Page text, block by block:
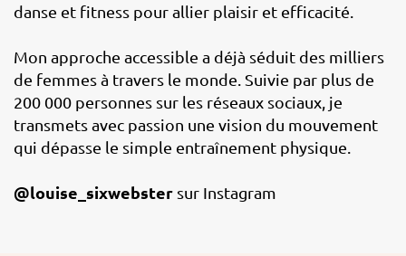
danse et fitness pour allier plaisir et efficacité.
Mon approche accessible a déjà séduit des milliers
de femmes à travers le monde. Suivie par plus de
200 000 personnes sur les réseaux sociaux, je
transmets avec passion une vision du mouvement
qui dépasse le simple entraînement physique.
@louise_sixwebster sur Instagram